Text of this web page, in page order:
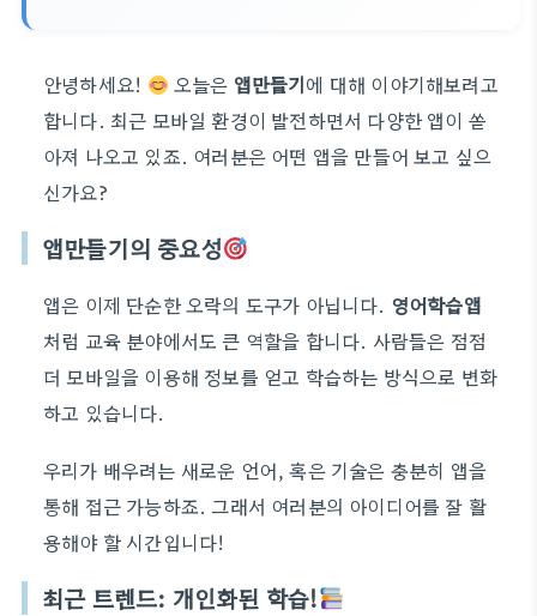
안녕하세요! 오늘은 앱만들기에 대해 이야기해보려고
합니다. 최근 모바일 환경이 발전하면서 다양한 앱이 쏟
아져 나오고 있죠. 여러분은 어떤 앱을 만들어 보고 싶으
신가요?
앱만들기의 중요성
앱은 이제 단순한 오락의 도구가 아닙니다. 영어학습앱
처럼 교육 분야에서도 큰 역할을 합니다. 사람들은 점점
더 모바일을 이용해 정보를 얻고 학습하는 방식으로 변화
하고 있습니다.
우리가 배우려는 새로운 언어, 혹은 기술은 충분히 앱을
통해 접근 가능하죠. 그래서 여러분의 아이디어를 잘 활
용해야 할 시간입니다!
최근 트렌드: 개인화된 학습!